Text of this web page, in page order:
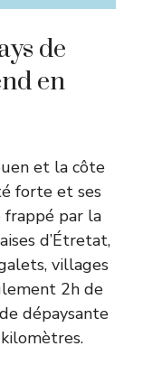
de
en
et la côte
forte et ses
frappé par la
d’Étretat,
villages
2h de
dépaysante